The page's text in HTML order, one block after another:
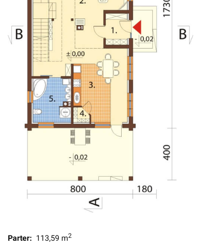
Parter: 113,59 m2